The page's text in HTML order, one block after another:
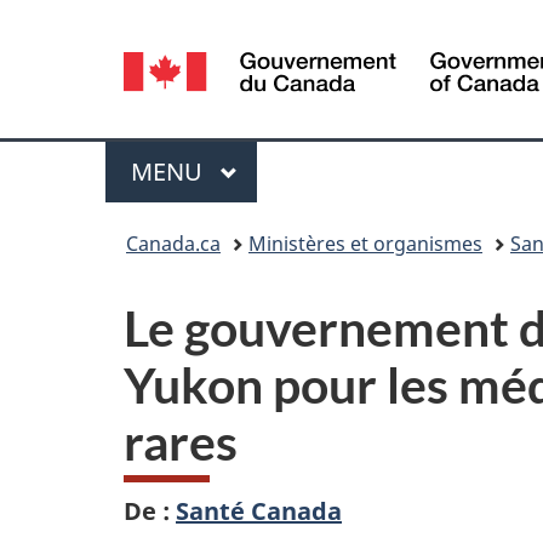
Sélection
de
la
langue
Menu
MENU PRINCIPAL
Canada.ca Ministères et organismes
Le gouvernement
Yukon pour les
rares
De : Santé Canada